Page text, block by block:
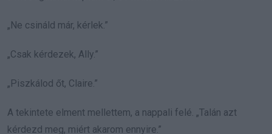
„Ne csináld már, kérlek.”
„Csak kérdezek, Ally.”
„Piszkálod őt, Claire.”
A tekintete elment mellettem, a nappali felé. „Talán azt
kérdezd meg, miért akarom ennyire.”